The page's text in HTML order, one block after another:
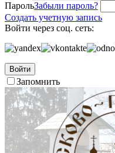
ПарольЗабыли пароль?
Создать учетную запись
Войти через соц. сеть:
Войти
Запомнить